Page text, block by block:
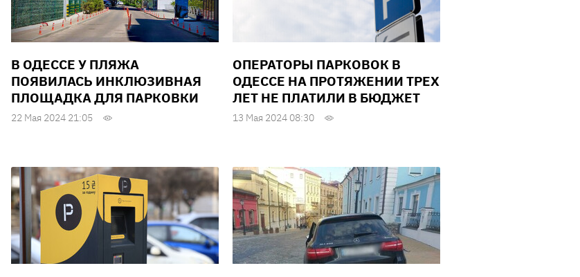
В ОДЕССЕ У ПЛЯЖА
ПОЯВИЛАСЬ ИНКЛЮЗИВНАЯ
ПЛОЩАДКА ДЛЯ ПАРКОВКИ
22 Мая 2024 21:05
ОПЕРАТОРЫ ПАРКОВОК В
ОДЕССЕ НА ПРОТЯЖЕНИИ ТРЕХ
ЛЕТ НЕ ПЛАТИЛИ В БЮДЖЕТ
13 Мая 2024 08:30